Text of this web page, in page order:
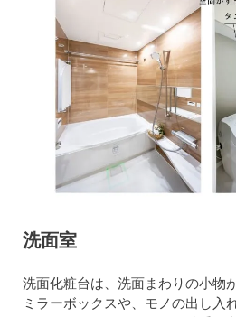
洗面室
洗面化粧台は、洗面まわりの小物
ミラーボックスや、モノの出し入